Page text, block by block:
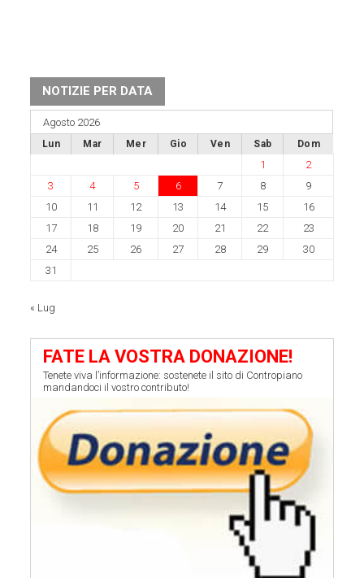
NOTIZIE PER DATA
Agosto 2026
Lun Mar Mer Gio Ven Sab Dom
1
2
3
4 5 6 7 8
9
10
11 12 13 14 15
16
17
18 19 20 21 22
23
24
25 26 27 28 29
30
31
« Lug
FATE LA VOSTRA DONAZIONE!
Tenete viva l’informazione: sostenete il sito di Contropiano
mandandoci il vostro contributo!